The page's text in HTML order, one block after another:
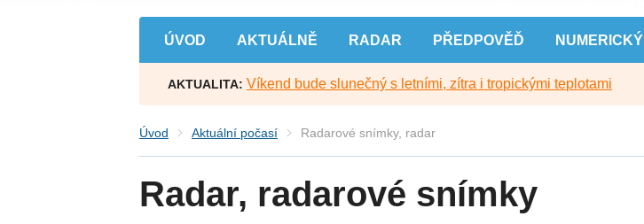
ÚVOD AKTUÁLNĚ RADAR PŘEDPOVĚĎ NUMERICKÝ
AKTUALITA: Víkend bude slunečný s letními, zítra i tropickými teplotami
Úvod Aktuální počasí Radarové snímky, radar
Radar, radarové snímky